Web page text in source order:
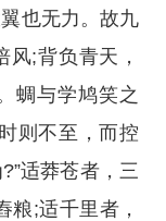
也无力。故九
;背负青天，
蜩与学鸠笑之
则不至，而控
适莽苍者，三
粮;适千里者，